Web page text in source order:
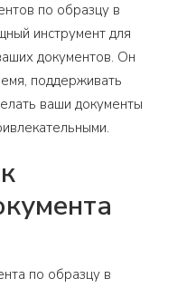
по образцу в
инструмент для
документов. Он
поддерживать
ваши документы
по образцу в